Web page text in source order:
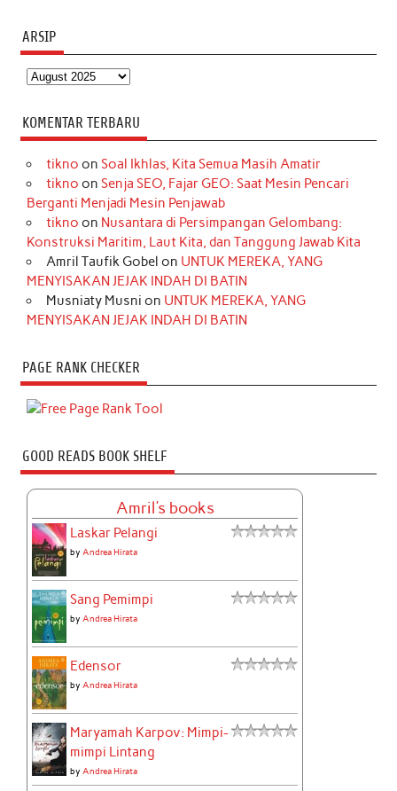
ARSIP
Arsip
KOMENTAR TERBARU
tikno on Soal Ikhlas, Kita Semua Masih Amatir
tikno on Senja SEO, Fajar GEO: Saat Mesin Pencari
Berganti Menjadi Mesin Penjawab
tikno on Nusantara di Persimpangan Gelombang:
Konstruksi Maritim, Laut Kita, dan Tanggung Jawab Kita
Amril Taufik Gobel on UNTUK MEREKA, YANG
MENYISAKAN JEJAK INDAH DI BATIN
Musniaty Musni on UNTUK MEREKA, YANG
MENYISAKAN JEJAK INDAH DI BATIN
PAGE RANK CHECKER
GOOD READS BOOK SHELF
Amril's books
Laskar Pelangi
by Andrea Hirata
Sang Pemimpi
by Andrea Hirata
Edensor
by Andrea Hirata
Maryamah Karpov: Mimpi-
mimpi Lintang
by Andrea Hirata